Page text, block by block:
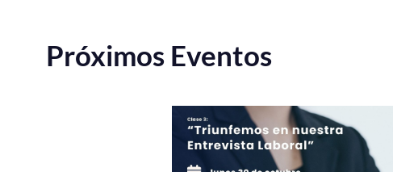
Próximos Eventos